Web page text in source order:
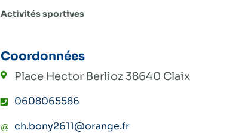
Activités sportives
Coordonnées
Place Hector Berlioz 38640 Claix
0608065586
ch.bony2611@orange.fr